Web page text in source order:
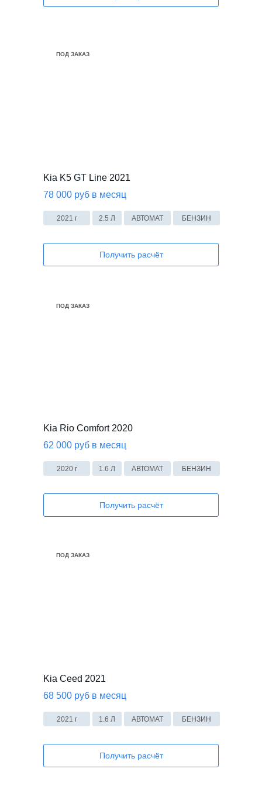
Kia K5 GT Line 2021
78 000 руб в месяц
2.5 Л АВТОМАТ БЕНЗИН
2021 г
Kia Rio Comfort 2020
62 000 руб в месяц
1.6 Л АВТОМАТ БЕНЗИН
2020 г
Получить расчёт
Получить расчёт
В НАЛИЧИИ
В НАЛИЧИИ
Kia Ceed 2021
68 500 руб в месяц
1.6 Л АВТОМАТ БЕНЗИН
2021 г
Получить расчёт
ПОД ЗАКАЗ
ПОД ЗАКАЗ
ПОД ЗАКАЗ